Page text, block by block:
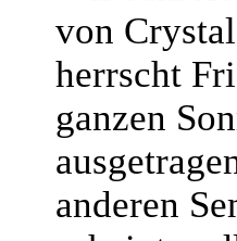
von
herrscht
ganzen
anderen